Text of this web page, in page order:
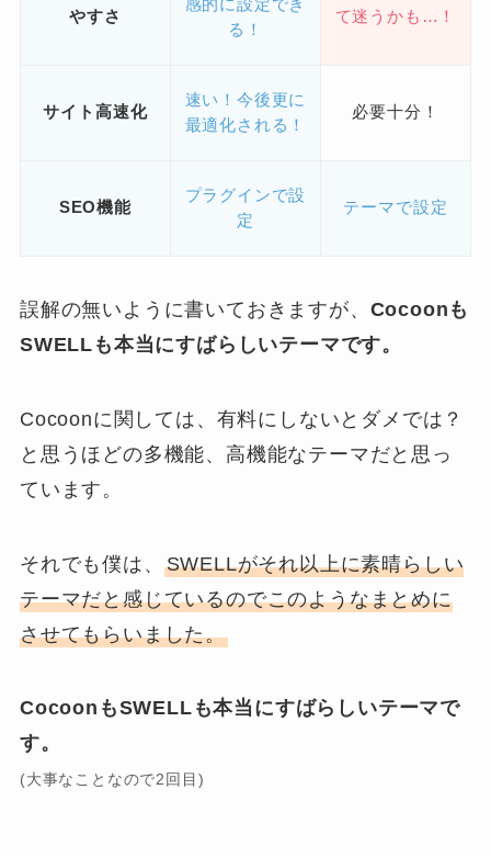
やすさ
感的に設定でき
る！
て迷うかも…！
サイト高速化
速い！今後更に
最適化される！
必要十分！
SEO機能
プラグインで設
定
テーマで設定
誤解の無いように書いておきますが、 Cocoonも
SWELLも本当にすばらしいテーマです。
Cocoonに関しては、有料にしないとダメでは？
と思うほどの多機能、高機能なテーマだと思っ
ています。
それでも僕は、 SWELLがそれ以上に素晴らしい
テーマだと感じているのでこのようなまとめに
させてもらいました。
CocoonもSWELLも本当にすばらしいテーマで
す。
(大事なことなので2回目)